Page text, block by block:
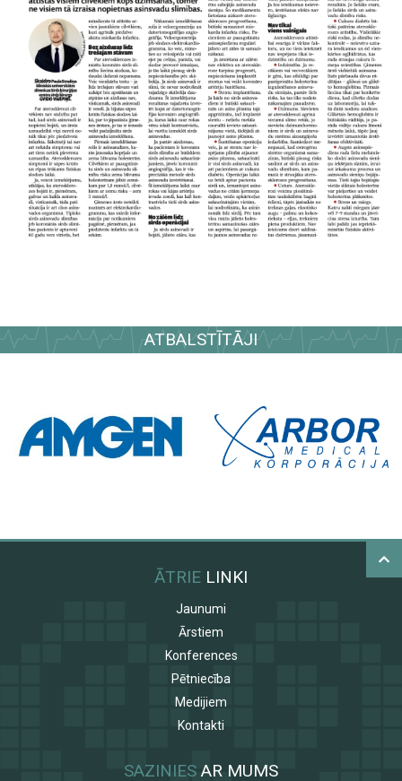
ATBALSTĪTĀJI
ĀTRIE LINKI
Jaunumi
Ārstiem
Konferences
Pētniecība
Medijiem
Kontakti
SAZINIES AR MUMS